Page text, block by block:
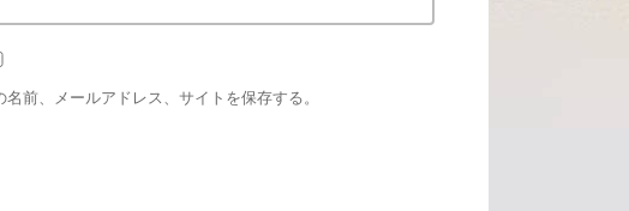
前、メールアドレス、サイトを保存する。